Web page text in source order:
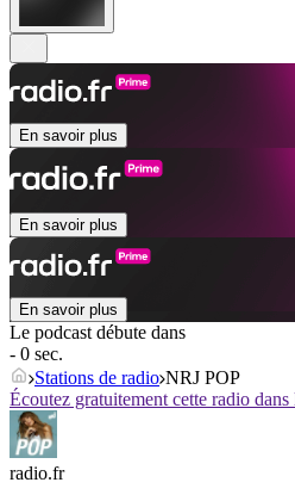
En savoir plus
En savoir plus
En savoir plus
Le podcast débute dans
- 0 sec.
Stations de radio NRJ POP
Écoutez gratuitement cette radio
radio.fr